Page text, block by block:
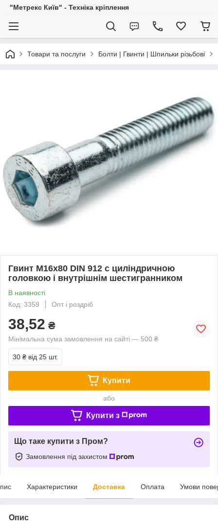
"Метрекс Київ" - Техніка кріплення
Товари та послуги Болти | Гвинти | Шпильки різьбові
Гвинт М16х80 DIN 912 c циліндричною
головкою і внутрішнім шестигранником
В наявності
Код: 3359
Опт і роздріб
38,52 ₴
Мінімальна сума замовлення на сайті — 500 ₴
30 ₴ від 25 шт.
Купити
або
Купити з
Що таке купити з Пром?
Замовлення під захистом
Характеристики Доставка Оплата Умови
Опис